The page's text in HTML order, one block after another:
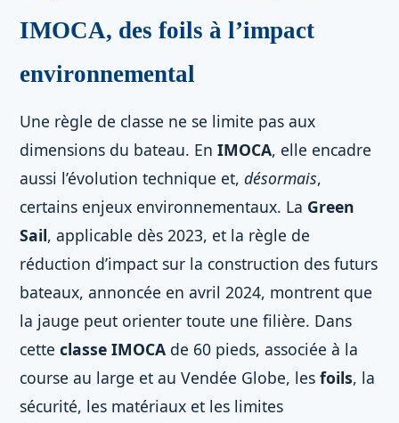
IMOCA, des foils à l’impact
environnemental
Une règle de classe ne se limite pas aux
dimensions du bateau. En IMOCA, elle encadre
aussi l’évolution technique et, désormais,
certains enjeux environnementaux. La Green
Sail, applicable dès 2023, et la règle de
réduction d’impact sur la construction des futurs
bateaux, annoncée en avril 2024, montrent que
la jauge peut orienter toute une filière. Dans
cette classe IMOCA de 60 pieds, associée à la
course au large et au Vendée Globe, les foils, la
sécurité, les matériaux et les limites